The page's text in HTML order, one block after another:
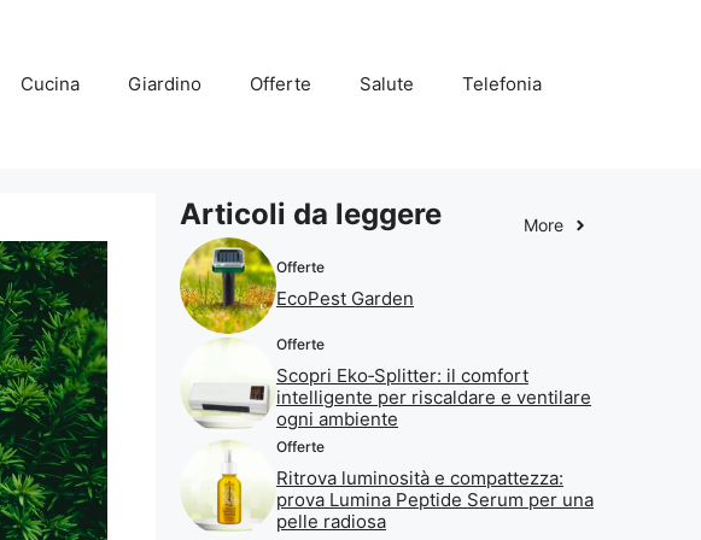
Cucina Giardino Offerte Salute Telefonia
Articoli da leggere More
Offerte
EcoPest Garden
Offerte
Scopri Eko‑Splitter: il comfort
intelligente per riscaldare e ventilare
ogni ambiente
Offerte
Ritrova luminosità e compattezza:
prova Lumina Peptide Serum per una
pelle radiosa